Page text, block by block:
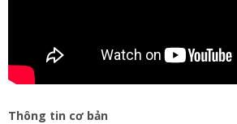
Thông tin cơ bản